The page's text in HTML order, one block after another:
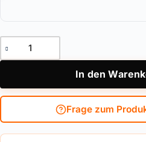
Doppelzylinder ABUS
In den
Frage zum